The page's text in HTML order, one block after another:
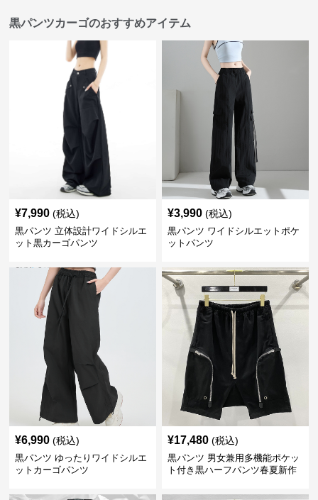
黒パンツカーゴのおすすめアイテム
¥7,990 (税込)
黒パンツ 立体設計ワイドシルエ
ット黒カーゴパンツ
¥3,990 (税込)
黒パンツ ワイドシルエットポケ
ットパンツ
¥6,990 (税込)
黒パンツ ゆったりワイドシルエ
ットカーゴパンツ
¥17,480 (税込)
黒パンツ 男女兼用多機能ポケッ
ト付き黒ハーフパンツ春夏新作